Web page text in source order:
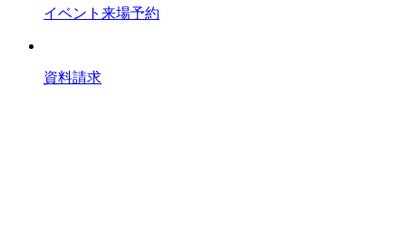
イベント来場予約
資料請求